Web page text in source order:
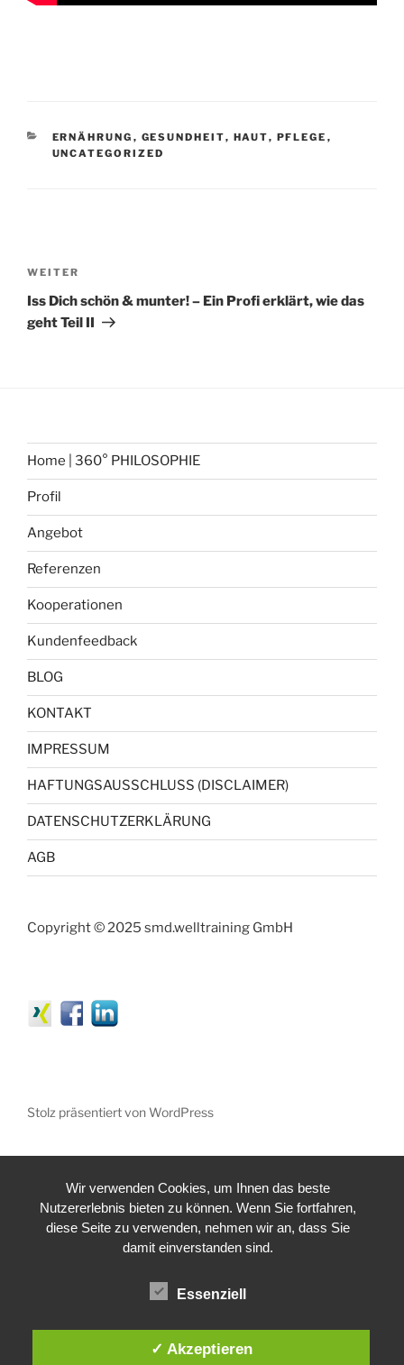
KATEGORIEN
ERNÄHRUNG , GESUNDHEIT, HAUT, PFLEGE ,
UNCATEGORIZED
Nächster
Beitrag
WEITER
Iss Dich schön & munter! – Ein Profi erklärt, wie das
geht Teil II
Home | 360° PHILOSOPHIE
Profil
Angebot
Referenzen
Kooperationen
Kundenfeedback
BLOG
KONTAKT
IMPRESSUM
HAFTUNGSAUSSCHLUSS (DISCLAIMER)
DATENSCHUTZERKLÄRUNG
AGB
Copyright © 2025 smd.welltraining GmbH
Stolz präsentiert von WordPress
Wir verwenden Cookies, um Ihnen das beste
Nutzererlebnis bieten zu können. Wenn Sie fortfahren,
diese Seite zu verwenden, nehmen wir an, dass Sie
damit einverstanden sind.
Essenziell
✓ Akzeptieren